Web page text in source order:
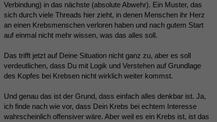
Verbindung) in das nächste (absolute Abwehr). Ein Muster, das
sich durch viele Threads hier zieht, in denen Menschen ihr Herz
an einen Krebsmenschen verloren haben und nach gutem Start
auf einmal nicht mehr wissen, was das alles soll.
Das trifft jetzt auf Deine Situation nicht ganz zu, aber es soll
verdeutlichen, dass Du mit Logik und Verstehen auf Grundlage
des Kopfes bei Krebsen nicht wirklich weiter kommst.
Und genau das ist der Grund, dass einfach alles denkbar ist. Ja,
ich finde nach wie vor, dass Dein Krebs bei echtem Interesse
wahrscheinlich offensiver wäre. Aber weil es ein Krebs ist, ist das